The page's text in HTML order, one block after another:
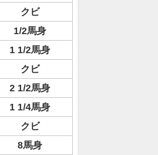
クビ
1/2馬身
1 1/2馬身
クビ
2 1/2馬身
1 1/4馬身
クビ
8馬身